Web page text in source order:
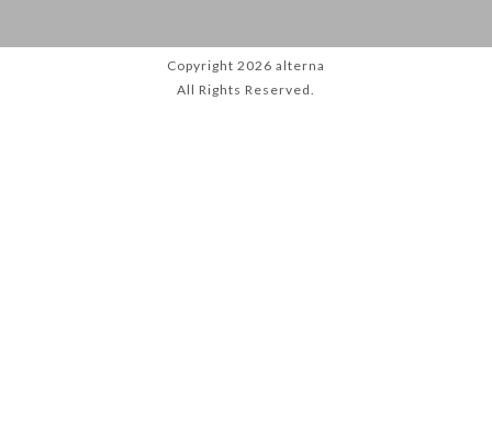
Copyright 2026 alterna
All Rights Reserved.